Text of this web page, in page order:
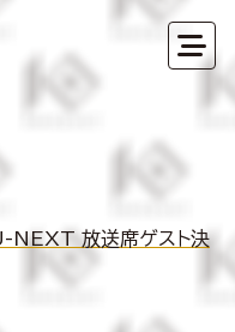
放送席ゲスト決